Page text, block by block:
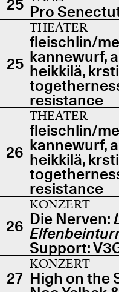
25 Pro
25
THEATER
fleischlin/
kannewurf,
heikkilä,
resistance
26
THEATER
fleischlin/
kannewurf,
heikkilä,
resistance
26
KONZERT
Die Nerven:
Support:
27
KONZERT
High on the